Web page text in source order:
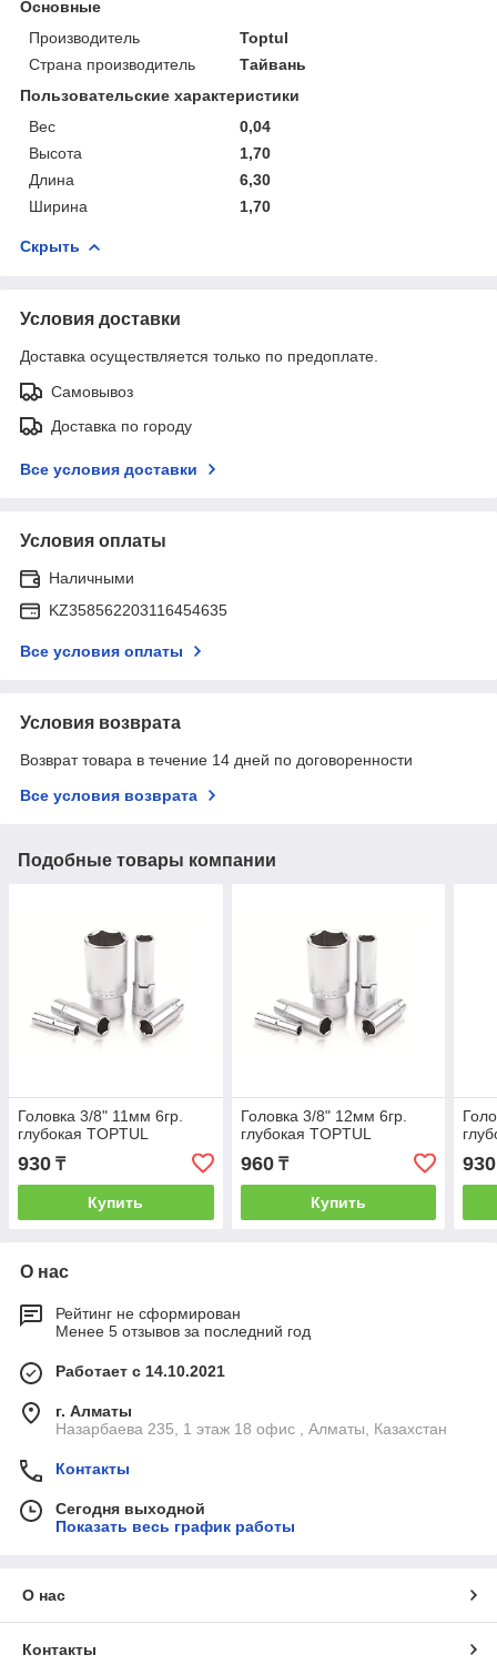
Основные
Производитель
Toptul
Страна производитель
Тайвань
Пользовательские характеристики
Вес
0,04
Высота
1,70
Длина
6,30
Ширина
1,70
Скрыть
Условия доставки
Доставка осуществляется только по предоплате.
Самовывоз
Доставка по городу
Все условия доставки
Условия оплаты
Наличными
KZ358562203116454635
Все условия оплаты
Условия возврата
Возврат товара в течение 14 дней по договоренности
Все условия возврата
Подобные товары компании
Головка 3/8" 11мм 6гр.
глубокая TOPTUL
930 ₸
Купить
Головка 3/8" 12мм 6гр.
глубокая TOPTUL
960₸
Купить
930
О нас
Рейтинг не сформирован
Менее 5 отзывов за последний год
Работает с 14.10.2021
г. Алматы
Назарбаева 235, 1 этаж 18 офис , Алматы, Казахстан
Контакты
Сегодня выходной
Показать весь график работы
О нас
Контакты